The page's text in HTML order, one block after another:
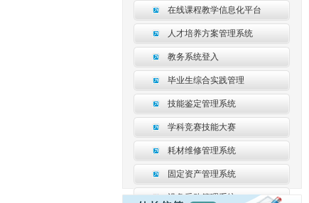
在线课程教学信息化平台
人才培养方案管理系统
教务系统登入
毕业生综合实践管理
技能鉴定管理系统
学科竞赛技能大赛
耗材维修管理系统
固定资产管理系统
设备采购管理系统